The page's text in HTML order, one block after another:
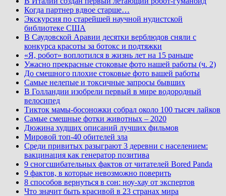
Когда партнер вдвое старше…
Экскурсия по старейшей научной нудистской
библиотеке США
В Саудовской Аравии десятки верблюдов сняли с
конкурса красоты за ботокс и подтяжки
«Я, робот» воплотился в жизнь лет на 15 раньше
Ужасно прекрасные стоковые фото нашей работы (ч. 2)
До смешного плохие стоковые фото вашей работы
Самые нелепые и токсичные запросы бывших
В Голландии изобрели первый в мире водородный
велосипед
Тикток мамы-босоножки собрал около 100 тысяч лайков
Самые смешные фотки животных – 2020
Дюжина худших описаний лучших фильмов
Мировой топ-40 обителей зла
Среди привитых разыграют 3 деревни с населением:
вакцинация как генератор позитива
9 сногсшибательных фактов от читателей Bored Panda
9 фактов, в которые невозможно поверить
8 способов вернуться в сон: ноу-хау от экспертов
Что значит быть красивой в 23 странах мира